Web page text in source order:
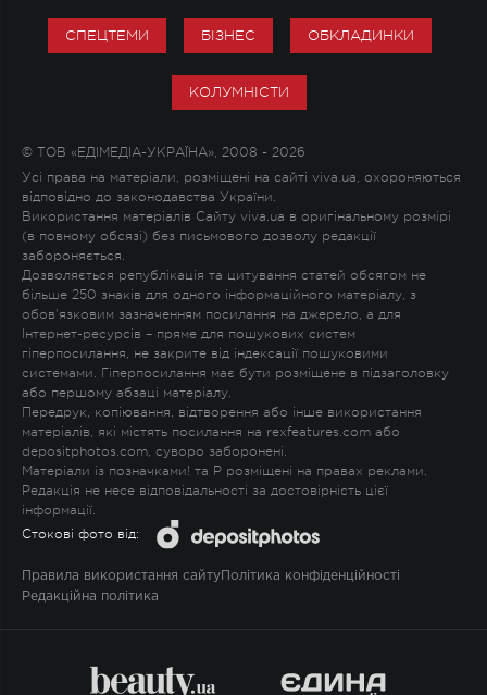
СПЕЦТЕМИ БІЗНЕС ОБКЛАДИНКИ
КОЛУМНІСТИ
© ТОВ «ЕДІМЕДІА-УКРАЇНА», 2008 - 2026
Усі права на матеріали, розміщені на сайті viva.ua, охороняються
відповідно до законодавства України.
Використання матеріалів Сайту viva.ua в оригінальному розмірі
(в повному обсязі) без письмового дозволу редакції
забороняється.
Дозволяється републікація та цитування статей обсягом не
більше 250 знаків для одного інформаційного матеріалу, з
обов'язковим зазначенням посилання на джерело, а для
Інтернет-ресурсів – пряме для пошукових систем
гіперпосилання, не закрите від індексації пошуковими
системами. Гіперпосилання має бути розміщене в підзаголовку
або першому абзаці матеріалу.
Передрук, копіювання, відтворення або інше використання
матеріалів, які містять посилання на rexfeatures.com або
depositphotos.com, суворо заборонені.
Матеріали із позначками! та P розміщені на правах реклами.
Редакція не несе відповідальності за достовірність цієї
інформації.
Стокові фото від:
Правила використання сайту Політика конфіденційності
Редакційна політика